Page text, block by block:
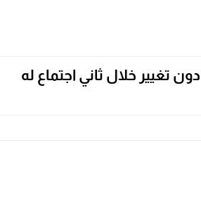
تغيير خلال ثاني اجتماع له